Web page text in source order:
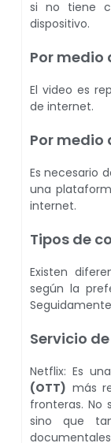
si no tiene
dispositivo.
Por
El video es
de internet.
Por medio
Es necesario
una
internet.
Tipos de
Existen
según la
Servicio
Netflix: Es
(OTT) más
fronteras. No
sino que